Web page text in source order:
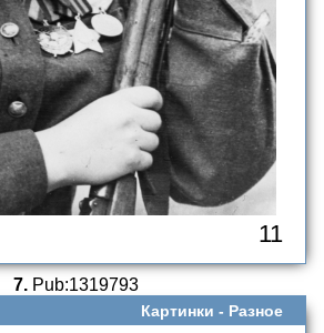
11
7.Pub:1319793
Картинки - Разное